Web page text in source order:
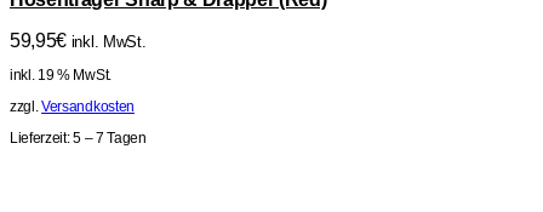
59,95€ inkl. MwSt.
inkl. 19 % MwSt.
zzgl.Versandkosten
Lieferzeit:5 – 7 Tagen